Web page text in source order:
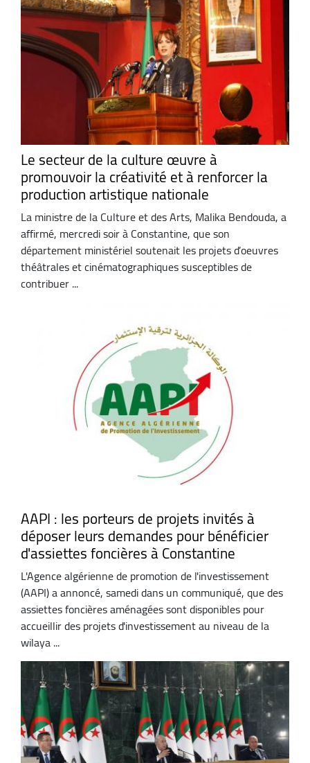
Le secteur de la culture œuvre à
promouvoir la créativité et à renforcer la
production artistique nationale
La ministre de la Culture et des Arts, Malika Bendouda, a
affirmé, mercredi soir à Constantine, que son
département ministériel soutenait les projets d’oeuvres
théâtrales et cinématographiques susceptibles de
contribuer ...
AAPI : les porteurs de projets invités à
déposer leurs demandes pour bénéficier
d'assiettes foncières à Constantine
L'Agence algérienne de promotion de l'investissement
(AAPI) a annoncé, samedi dans un communiqué, que des
assiettes foncières aménagées sont disponibles pour
accueillir des projets d'investissement au niveau de la
wilaya ...